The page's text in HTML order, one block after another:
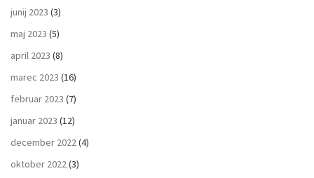
junij 2023 (3)
maj 2023 (5)
april 2023 (8)
marec 2023 (16)
februar 2023 (7)
januar 2023 (12)
december 2022(4)
oktober 2022(3)